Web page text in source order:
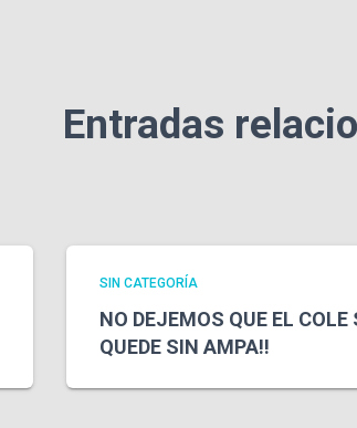
Entradas
SIN CATEGORÍA
NO DEJEMOS QUE EL COLE
QUEDE SIN AMPA!!